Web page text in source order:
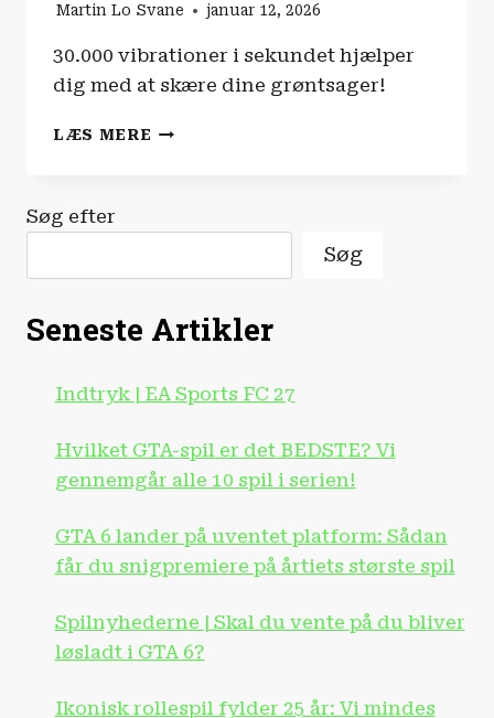
Martin Lo Svane januar 12, 2026
30.000 vibrationer i sekundet hjælper
dig med at skære dine grøntsager!
LÆS MERE VERDENS
Søg efter
Søg
Seneste Artikler
Indtryk | EA Sports FC 27
Hvilket GTA-spil er det BEDSTE? Vi
gennemgår alle 10 spil i serien!
GTA 6 lander på uventet platform: Sådan
får du snigpremiere på årtiets største spil
Spilnyhederne | Skal du vente på du bliver
løsladt i GTA 6?
Ikonisk rollespil fylder 25 år: Vi mindes